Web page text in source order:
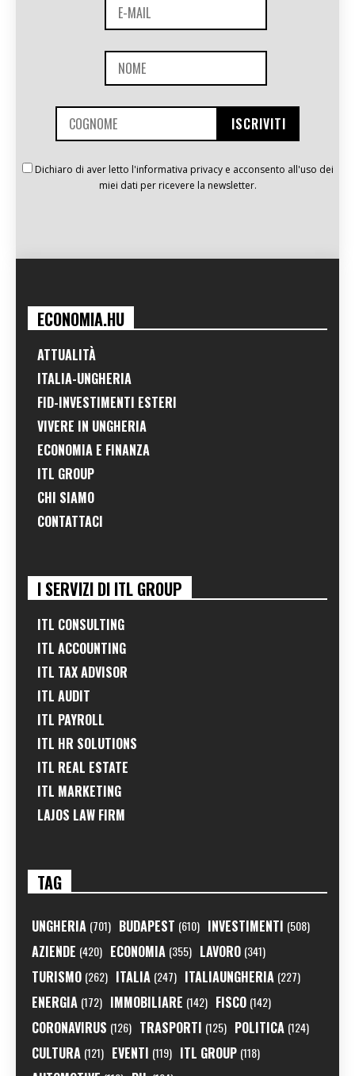
Dichiaro di aver letto l'informativa privacy e acconsento all'uso dei
miei dati per ricevere la newsletter.
ECONOMIA.HU
ATTUALITÀ
ITALIA-UNGHERIA
FID-INVESTIMENTI ESTERI
VIVERE IN UNGHERIA
ECONOMIA E FINANZA
ITL GROUP
CHI SIAMO
CONTATTACI
I SERVIZI DI ITL GROUP
ITL CONSULTING
ITL ACCOUNTING
ITL TAX ADVISOR
ITL AUDIT
ITL PAYROLL
ITL HR SOLUTIONS
ITL REAL ESTATE
ITL MARKETING
LAJOS LAW FIRM
TAG
UNGHERIA (701) BUDAPEST (610) INVESTIMENTI (508)
AZIENDE (420) ECONOMIA (355) LAVORO (341)
TURISMO (262) ITALIA (247) ITALIAUNGHERIA (227)
ENERGIA (172) IMMOBILIARE (142) FISCO (142)
CORONAVIRUS (126) TRASPORTI (125) POLITICA (124)
CULTURA (121) EVENTI (119) ITL GROUP (118)